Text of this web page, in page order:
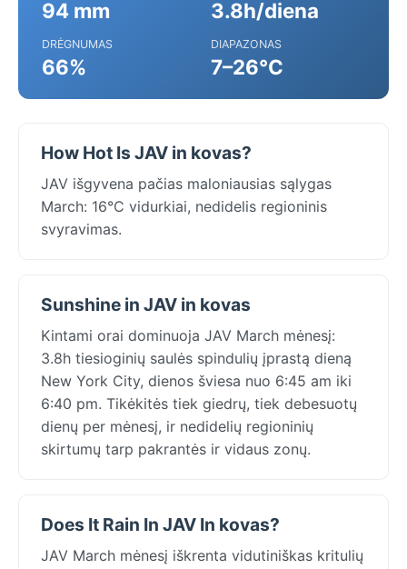
94 mm 3.8h/diena
DRĖGNUMAS
66%
DIAPAZONAS
7–26°C
How Hot Is JAV in kovas?
JAV išgyvena pačias maloniausias sąlygas
March: 16°C vidurkiai, nedidelis regioninis
svyravimas.
Sunshine in JAV in kovas
Kintami orai dominuoja JAV March mėnesį:
3.8h tiesioginių saulės spindulių įprastą dieną
New York City, dienos šviesa nuo 6:45 am iki
6:40 pm. Tikėkitės tiek giedrų, tiek debesuotų
dienų per mėnesį, ir nedidelių regioninių
skirtumų tarp pakrantės ir vidaus zonų.
Does It Rain In JAV In kovas?
JAV March mėnesį iškrenta vidutiniškas kritulių